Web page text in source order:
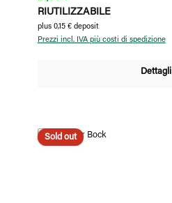
RIUTILIZZABILE
plus 0,15 € deposit
Prezzi incl. IVA più costi di spedizione
Dettagli
Sold out